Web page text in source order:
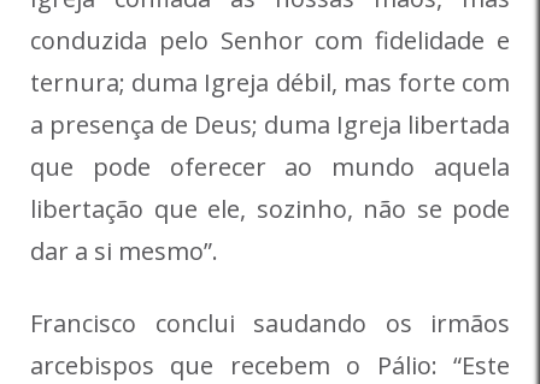
conduzida pelo Senhor com fidelidade e
ternura; duma Igreja débil, mas forte com
a presença de Deus; duma Igreja libertada
que pode oferecer ao mundo aquela
libertação que ele, sozinho, não se pode
dar a si mesmo”.
Francisco conclui saudando os irmãos
arcebispos que recebem o Pálio: “Este